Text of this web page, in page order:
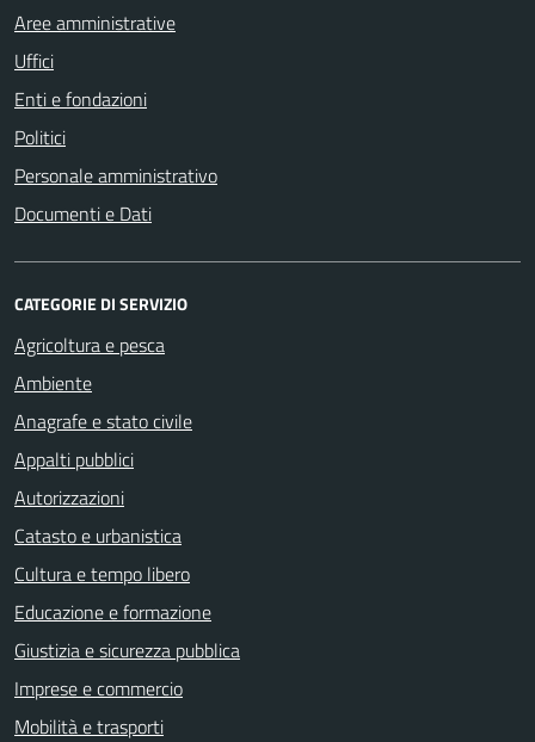
Aree amministrative
Uffici
Enti e fondazioni
Politici
Personale amministrativo
Documenti e Dati
CATEGORIE DI SERVIZIO
Agricoltura e pesca
Ambiente
Anagrafe e stato civile
Appalti pubblici
Autorizzazioni
Catasto e urbanistica
Cultura e tempo libero
Educazione e formazione
Giustizia e sicurezza pubblica
Imprese e commercio
Mobilità e trasporti